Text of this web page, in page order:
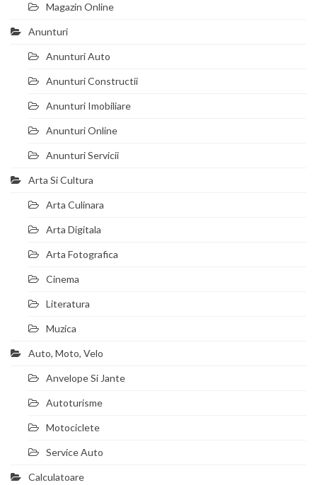
Magazin Online
Anunturi
Anunturi Auto
Anunturi Constructii
Anunturi Imobiliare
Anunturi Online
Anunturi Servicii
Arta Si Cultura
Arta Culinara
Arta Digitala
Arta Fotografica
Cinema
Literatura
Muzica
Auto, Moto, Velo
Anvelope Si Jante
Autoturisme
Motociclete
Service Auto
Calculatoare